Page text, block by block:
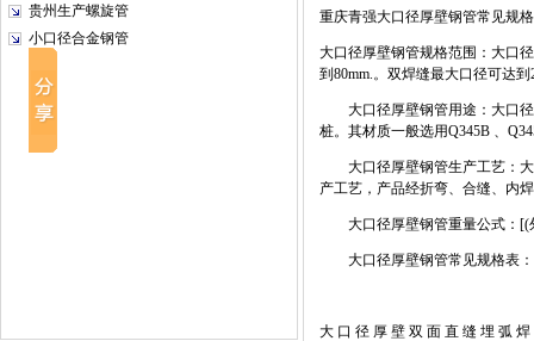
贵州生产螺旋管
小口径合金钢管
重庆青强大口径厚壁钢管常见规
大口径厚壁钢管规格范围：大口
到80mm.。双焊缝最大口径可达到
大口径厚壁钢管用途：大口径
桩。其材质一般选用Q345B 、
大口径厚壁钢管生产工艺：大
产工艺，产品经折弯、合缝、内
大口径厚壁钢管重量公式：[(
大口径厚壁钢管常见规格表：
大 口 径 厚 壁 双 面 直 缝 埋 弧 焊